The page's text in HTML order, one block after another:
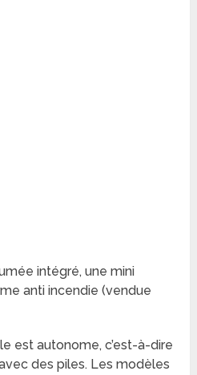
intégré, une mini
anti incendie (vendue
est autonome, c’est-à-dire
des piles. Les modèles